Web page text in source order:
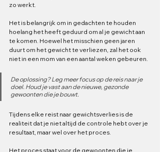
zo werkt.
Het is belangrijk om in gedachten te houden
hoelang het heeft geduurd om al je gewicht aan
te komen. Hoewel het misschien geen jaren
duurt om het gewicht te verliezen, zal het ook
niet in een mom van een aantal weken gebeuren.
De oplossing? Leg meer focus op de reis naar je
doel. Houd je vast aan de nieuwe, gezonde
gewoonten die je bouwt.
Tijdens elke reist naar gewichtsverlies is de
realiteit dat je niet altijd de controle hebt over je
resultaat, maar wel over het proces.
Het proces staat voor de gewoonten die je